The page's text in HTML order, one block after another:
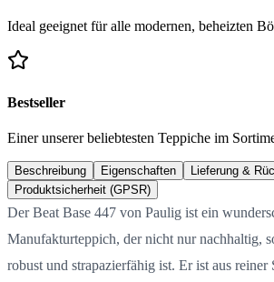
Ideal geeignet für alle modernen, beheizten
Bestseller
Einer unserer beliebtesten Teppiche im
Beschreibung Eigenschaften
Lieferung &
Produktsicherheit (GPSR)
Der Beat Base 447 von Paulig ist ein
Manufakturteppich, der nicht nur nachhaltig,
robust und strapazierfähig ist. Er ist aus reiner